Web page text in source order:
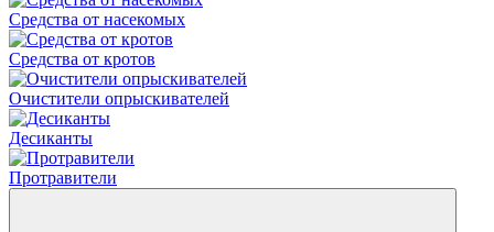
Средства от насекомых
Средства от кротов
Очистители опрыскивателей
Десиканты
Протравители